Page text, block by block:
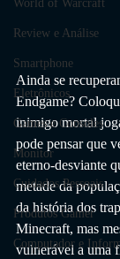
World of Warcraft
Review e Análise
Smartphone
Eletrônicos
Games e Consoles
Monitor
Cuidados Pessoais
Produtos Gamer
Computador e
Ainda se
Endgame?
inimigo mortal
pode pensar que
eterno-desviante
metade da
da história dos
Minecraft, mas
vulnerável a uma